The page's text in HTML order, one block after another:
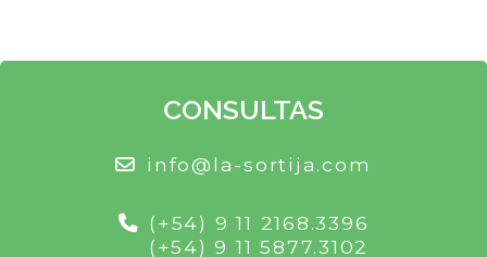
CONSULTAS
info@la-sortija.com
(+54) 9 11 2168.3396
(+54) 9 11 5877.3102